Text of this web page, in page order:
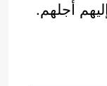
أجلهم.